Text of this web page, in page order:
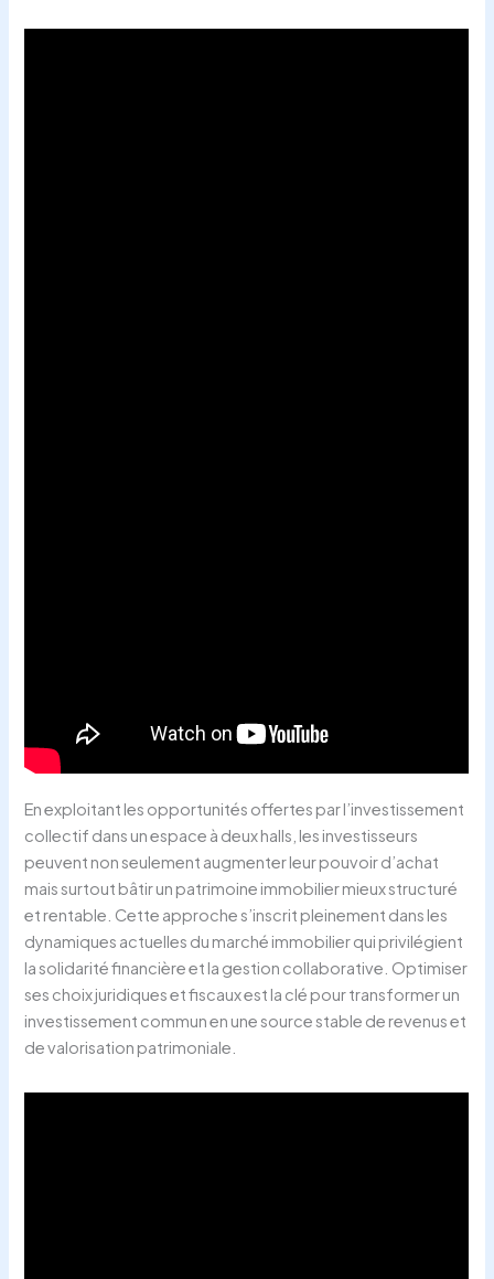
En exploitant les opportunités offertes par l’investissement
collectif dans un espace à deux halls, les investisseurs
peuvent non seulement augmenter leur pouvoir d’achat
mais surtout bâtir un patrimoine immobilier mieux structuré
et rentable. Cette approche s’inscrit pleinement dans les
dynamiques actuelles du marché immobilier qui privilégient
la solidarité financière et la gestion collaborative. Optimiser
ses choix juridiques et fiscaux est la clé pour transformer un
investissement commun en une source stable de revenus et
de valorisation patrimoniale.